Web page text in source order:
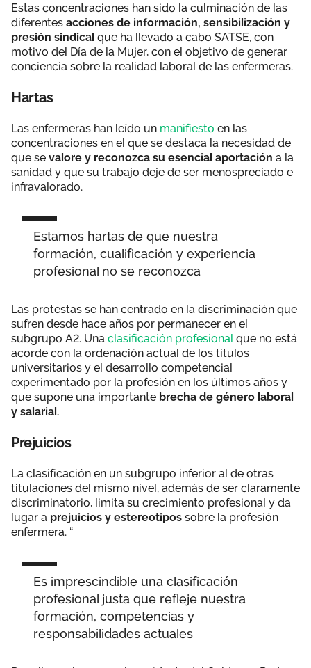
Estas concentraciones han sido la culminación de las
diferentes acciones de información, sensibilización y
presión sindical que ha llevado a cabo SATSE, con
motivo del Día de la Mujer, con el objetivo de generar
conciencia sobre la realidad laboral de las enfermeras.
Hartas
Las enfermeras han leído un manifiesto en las
concentraciones en el que se destaca la necesidad de
que se valore y reconozca su esencial aportación a la
sanidad y que su trabajo deje de ser menospreciado e
infravalorado.
Estamos hartas de que nuestra
formación, cualificación y experiencia
profesional no se reconozca
Las protestas se han centrado en la discriminación que
sufren desde hace años por permanecer en el
subgrupo A2. Una clasificación profesional que no está
acorde con la ordenación actual de los títulos
universitarios y el desarrollo competencial
experimentado por la profesión en los últimos años y
que supone una importante brecha de género laboral
y salarial.
Prejuicios
La clasificación en un subgrupo inferior al de otras
titulaciones del mismo nivel, además de ser claramente
discriminatorio, limita su crecimiento profesional y da
lugar a prejuicios y estereotipos sobre la profesión
enfermera. “
Es imprescindible una clasificación
profesional justa que refleje nuestra
formación, competencias y
responsabilidades actuales